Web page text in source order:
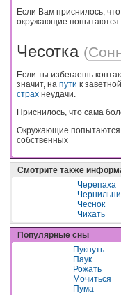
Если Вам приснилось,
окружающие попытаются
Чесотка (
Если ты избегаешь
значит, на пути к
страх неудачи.
Приснилось, что сама
Окружающие попытаются
собственных
Смотрите также
Черепаха
Чеснок
Чихать
Популярные сны
Пукнуть
Паук
Рожать
Мочиться
Пума